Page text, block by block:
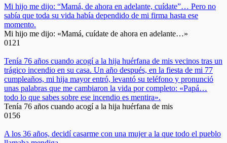
Mi hijo me dijo: “Mamá, de ahora en adelante, cuídate”… Pero no
sabía que toda su vida había dependido de mi firma hasta ese
momento.
Mi hijo me dijo: «Mamá, cuídate de ahora en adelante…»
0121
Tenía 76 años cuando acogí a la hija huérfana de mis vecinos tras un
trágico incendio en su casa. Un año después, en la fiesta de mi 77
cumpleaños, mi hija mayor entró, levantó su teléfono y pronunció
unas palabras que me cambiaron la vida por completo: «Papá…
todo lo que sabes sobre ese incendio es mentira».
Tenía 76 años cuando acogí a la hija huérfana de mis
0156
A los 36 años, decidí casarme con una mujer a la que todo el pueblo